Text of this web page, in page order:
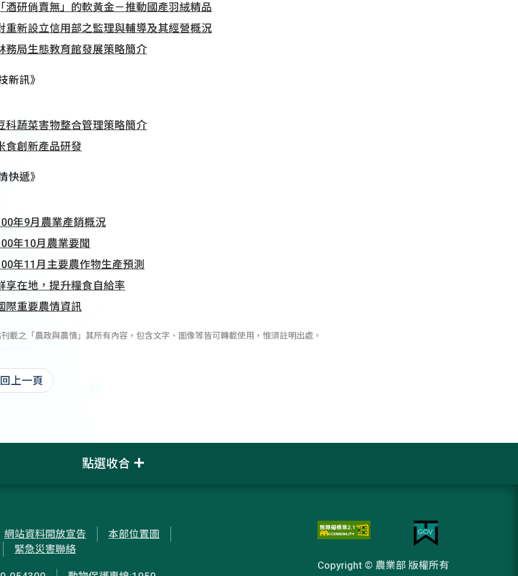
「酒研倘賣無」的軟黃金－推動國產羽絨精品
重新設立信用部之監理與輔導及其經營概況
務局生態教育館發展策略簡介
新訊》
科蔬菜害物整合管理策略簡介
食創新產品研發
快遞》
年9月農業產銷概況
年10月農業要聞
年11月主要農作物生產預測
享在地，提升糧食自給率
際重要農情資訊
載之「農政與農情」其所有內容，包含文字、圖像等皆可轉載使用，惟須註明出處。
回上一頁
點選收合
網站資料開放宣告
本部位置圖
緊急災害聯絡
Copyright © 農業部 版權所有